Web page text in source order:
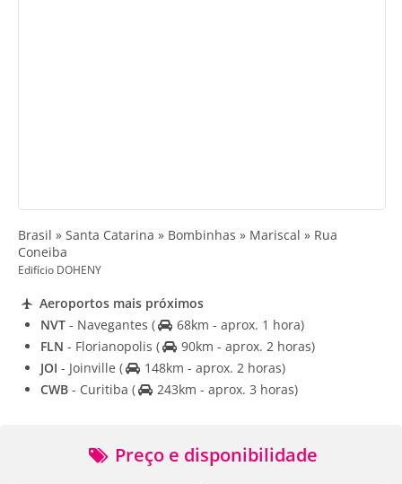
Brasil » Santa Catarina » Bombinhas » Mariscal » Rua
Coneiba
Edifício DOHENY
Aeroportos mais próximos
NVT - Navegantes (
68km - aprox. 1 hora)
FLN - Florianopolis (
90km - aprox. 2 horas)
JOI - Joinville (
148km - aprox. 2 horas)
CWB - Curitiba ( 243km - aprox. 3 horas)
Preço e disponibilidade